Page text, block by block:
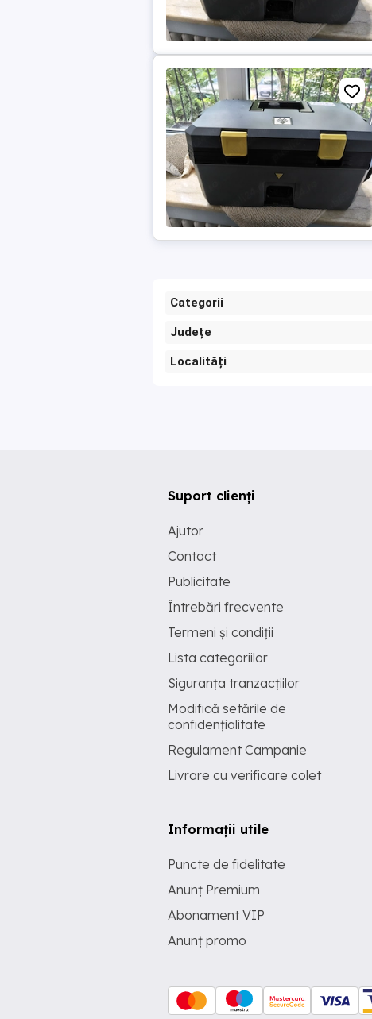
Categorii
Județe
Localități
Suport clienți
Ajutor
Contact
Publicitate
Întrebări frecvente
Termeni și condiții
Lista categoriilor
Siguranța tranzacțiilor
Modifică setările de
confidențialitate
Regulament Campanie
Livrare cu verificare colet
Informații utile
Puncte de fidelitate
Anunț Premium
Abonament VIP
Anunț promo